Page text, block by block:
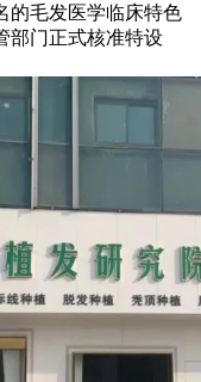
的毛发医学临床特色
部门正式核准特设